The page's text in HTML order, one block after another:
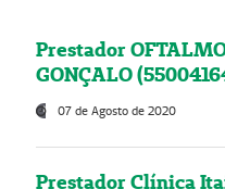
Prestador
GONÇALO
07 de Agosto de 2020
Prestador Clínica